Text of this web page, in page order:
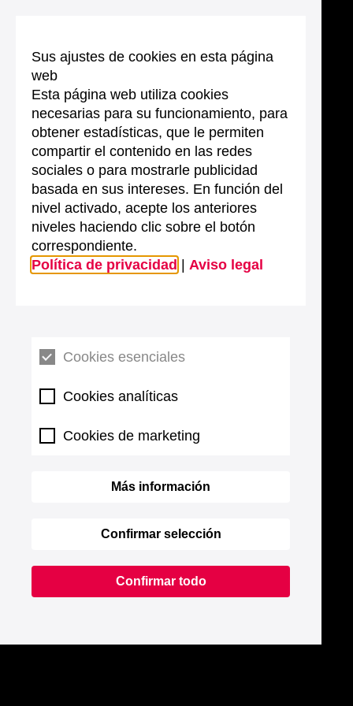
Sus ajustes de cookies en esta página
web
Esta página web utiliza cookies
necesarias para su funcionamiento, para
obtener estadísticas, que le permiten
compartir el contenido en las redes
sociales o para mostrarle publicidad
basada en sus intereses. En función del
nivel activado, acepte los anteriores
niveles haciendo clic sobre el botón
correspondiente.
Política de privacidad
Aviso legal
Cookies esenciales
Cookies analíticas
Cookies de marketing
Más información
Confirmar selección
Confirmar todo